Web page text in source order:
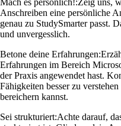
Mach es persönlich!:Zeig uns,
Anschreiben eine persönliche
genau zu StudySmarter passt.
und unvergesslich.
Betone deine Erfahrungen:
Erfahrungen im Bereich
der Praxis angewendet hast.
Fähigkeiten besser zu
bereichern kannst.
Sei strukturiert:Achte darauf,